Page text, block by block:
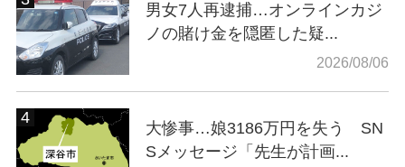
男女7人再逮捕…オンラインカジ
ノの賭け金を隠匿した疑...
2026/08/06
大惨事…娘3186万円を失う SN
Sメッセージ「先生が計画...